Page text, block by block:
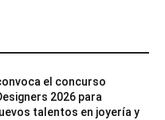
el concurso
2026 para
talentos en joyería y